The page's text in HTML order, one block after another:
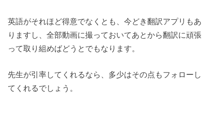
英語がそれほど得意でなくとも、今どき翻訳アプリもあ
りますし、全部動画に撮っておいてあとから翻訳に頑張
って取り組めばどうとでもなります。
先生が引率してくれるなら、多少はその点もフォローし
てくれるでしょう。